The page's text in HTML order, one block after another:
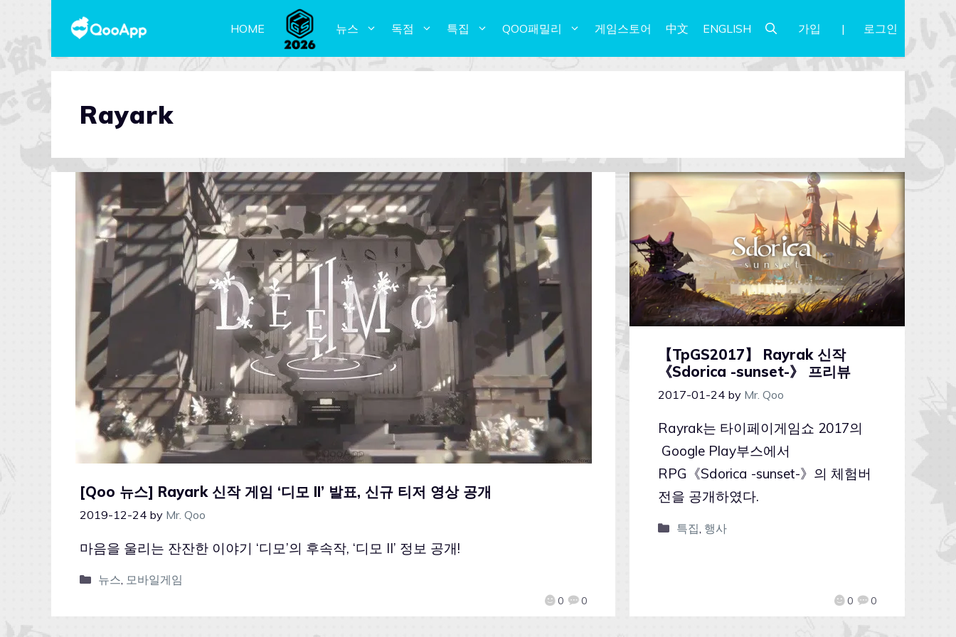
HOME 뉴스 독점 특집 QOO패밀리 게임스토어 中文 ENGLISH 가입 로그인
Rayark
[Qoo 뉴스] Rayark 신작 게임 ‘디모 II’ 발표, 신규 티저 영상 공개
2019-12-24 by Mr. Qoo
0 0
마음을 울리는 잔잔한 이야기 ‘디모’의 후속작, ‘디모 II’ 정보 공개!
뉴스, 모바일게임
【TpGS2017】 Rayrak 신작
《Sdorica -sunset-》 프리뷰
2017-01-24 by Mr. Qoo
0 0
Rayrak는 타이페이게임쇼 2017의
Google Play부스에서
RPG《Sdorica -sunset-》의 체험버
전을 공개하였다.
특집 행사